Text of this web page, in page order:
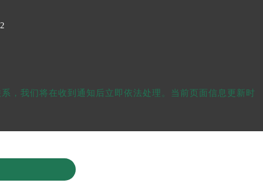
，我们将在收到通知后立即依法处理。当前页面信息更新时